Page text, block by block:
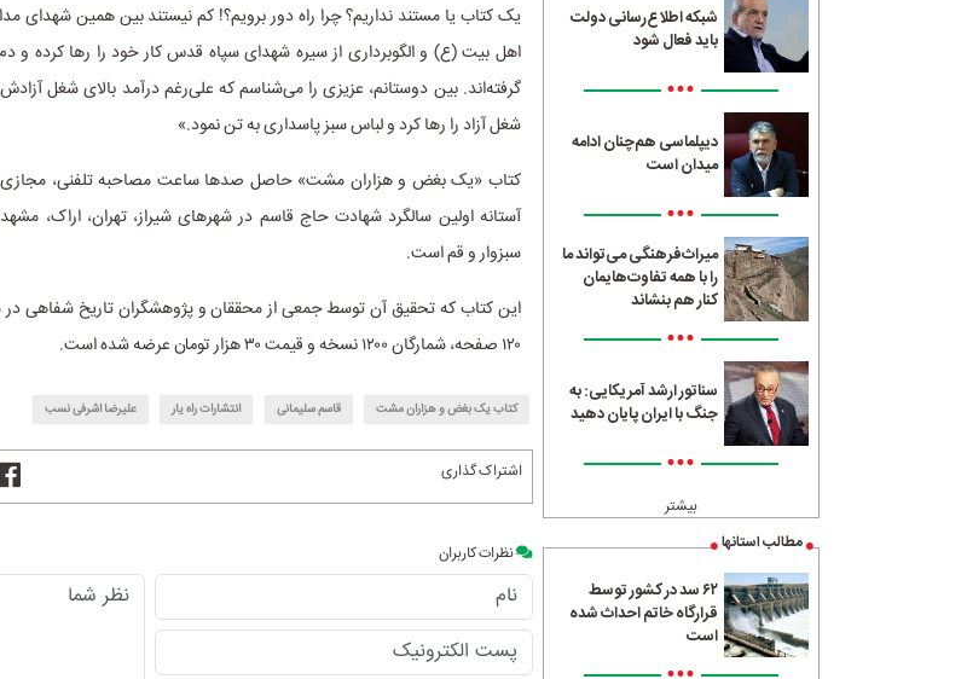
شبکه اطلاع‌رسانی دولت
باید فعال شود
•••
دیپلماسی هم‌چنان ادامه
میدان است
•••
میراث‌فرهنگی می‌تواند ما
را با همه تفاوت‌هایمان
کنار هم بنشاند
•••
سناتور ارشد آمریکایی: به
جنگ با ایران پایان دهید
•••
بیشتر
مطالب استانها
۶۲ سد در کشور توسط
قرارگاه خاتم احداث شده
است
یک کتاب یا مستند نداریم؟ چرا راه دور برویم؟! کم نیستند بین همین شهدای
اهل بیت (ع) و الگوبرداری از سیره شهدای سپاه قدس کار خود را رها کرده و دم
گرفته‌اند. بین دوستانم، عزیزی را می‌شناسم که علی‌رغم درآمد بالای شغل
شغل آزاد را رها کرد و لباس سبز پاسداری به تن نمود.»
کتاب «یک بغض و هزاران مشت» حاصل صدها ساعت مصاحبه تلفنی،
آستانه اولین سالگرد شهادت حاج قاسم در شهرهای شیراز، تهران، اراک، مشهد،
سبزوار و قم است.
این کتاب که تحقیق آن توسط جمعی از محققان و پژوهشگران تاریخ شفاهی
۱۲۰ صفحه، شمارگان
نسخه و قیمت ۳۰ هزار تومان عرضه شده است.
کتاب یک بغض و هزاران مشت قاسم سلیمانی انتشارات راه یار علیرضا اشرفی نسب
اشتراک گذاری
نظرات کاربران